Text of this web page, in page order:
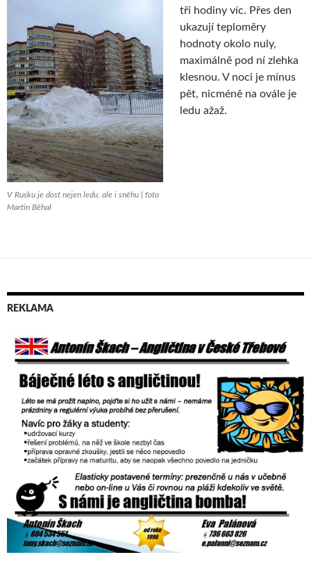
V Rusku je dost nejen ledu, ale i sněhu | foto
Martin Běhal
tři hodiny víc. Přes den
ukazují teploměry
hodnoty okolo nuly,
maximálně pod ní zlehka
klesnou. V noci je mínus
pět, nicméně na ovále je
ledu ažaž.
REKLAMA